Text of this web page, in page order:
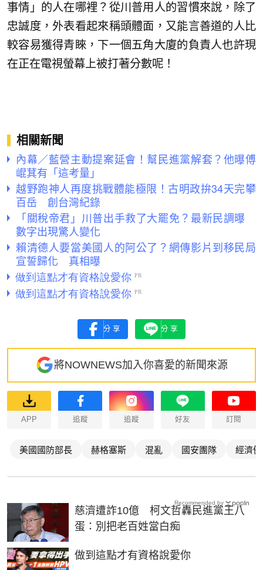
事情」的人在哪裡？從川普用人的習慣來說，除了
忠誠度，外表看起來稱頭體面，又能言善道的人比
較容易獲得青睞，下一個五角大廈的負責人也許現
在正在電視螢幕上被打著分數呢！
相關新聞
內幕／藍營主動提案延會！幫民進黨解套？他曝傅
崐萁有「這考量」
越野跑神人再度挑戰體能極限！古明政拚34天完攀
百岳 創台灣紀錄
「關稅帝君」川普出手救了大罷免？最新民調曝
數字出現驚人變化
賴清德人要當美國人的阿公了？網傳影片到移民局
宣誓歸化 真相曝
分享 分享
將NOWNEWS加入你喜愛的新聞來源
APP 追蹤 追蹤 好友 訂閱
美國國防部長 赫格塞斯 混亂 國安團隊 經濟
慈濟遭詐10億 柯文哲轟民進黨王八
蛋：別把老百姓當白痴
做到這點才有資格說愛你
PR
Recommended by